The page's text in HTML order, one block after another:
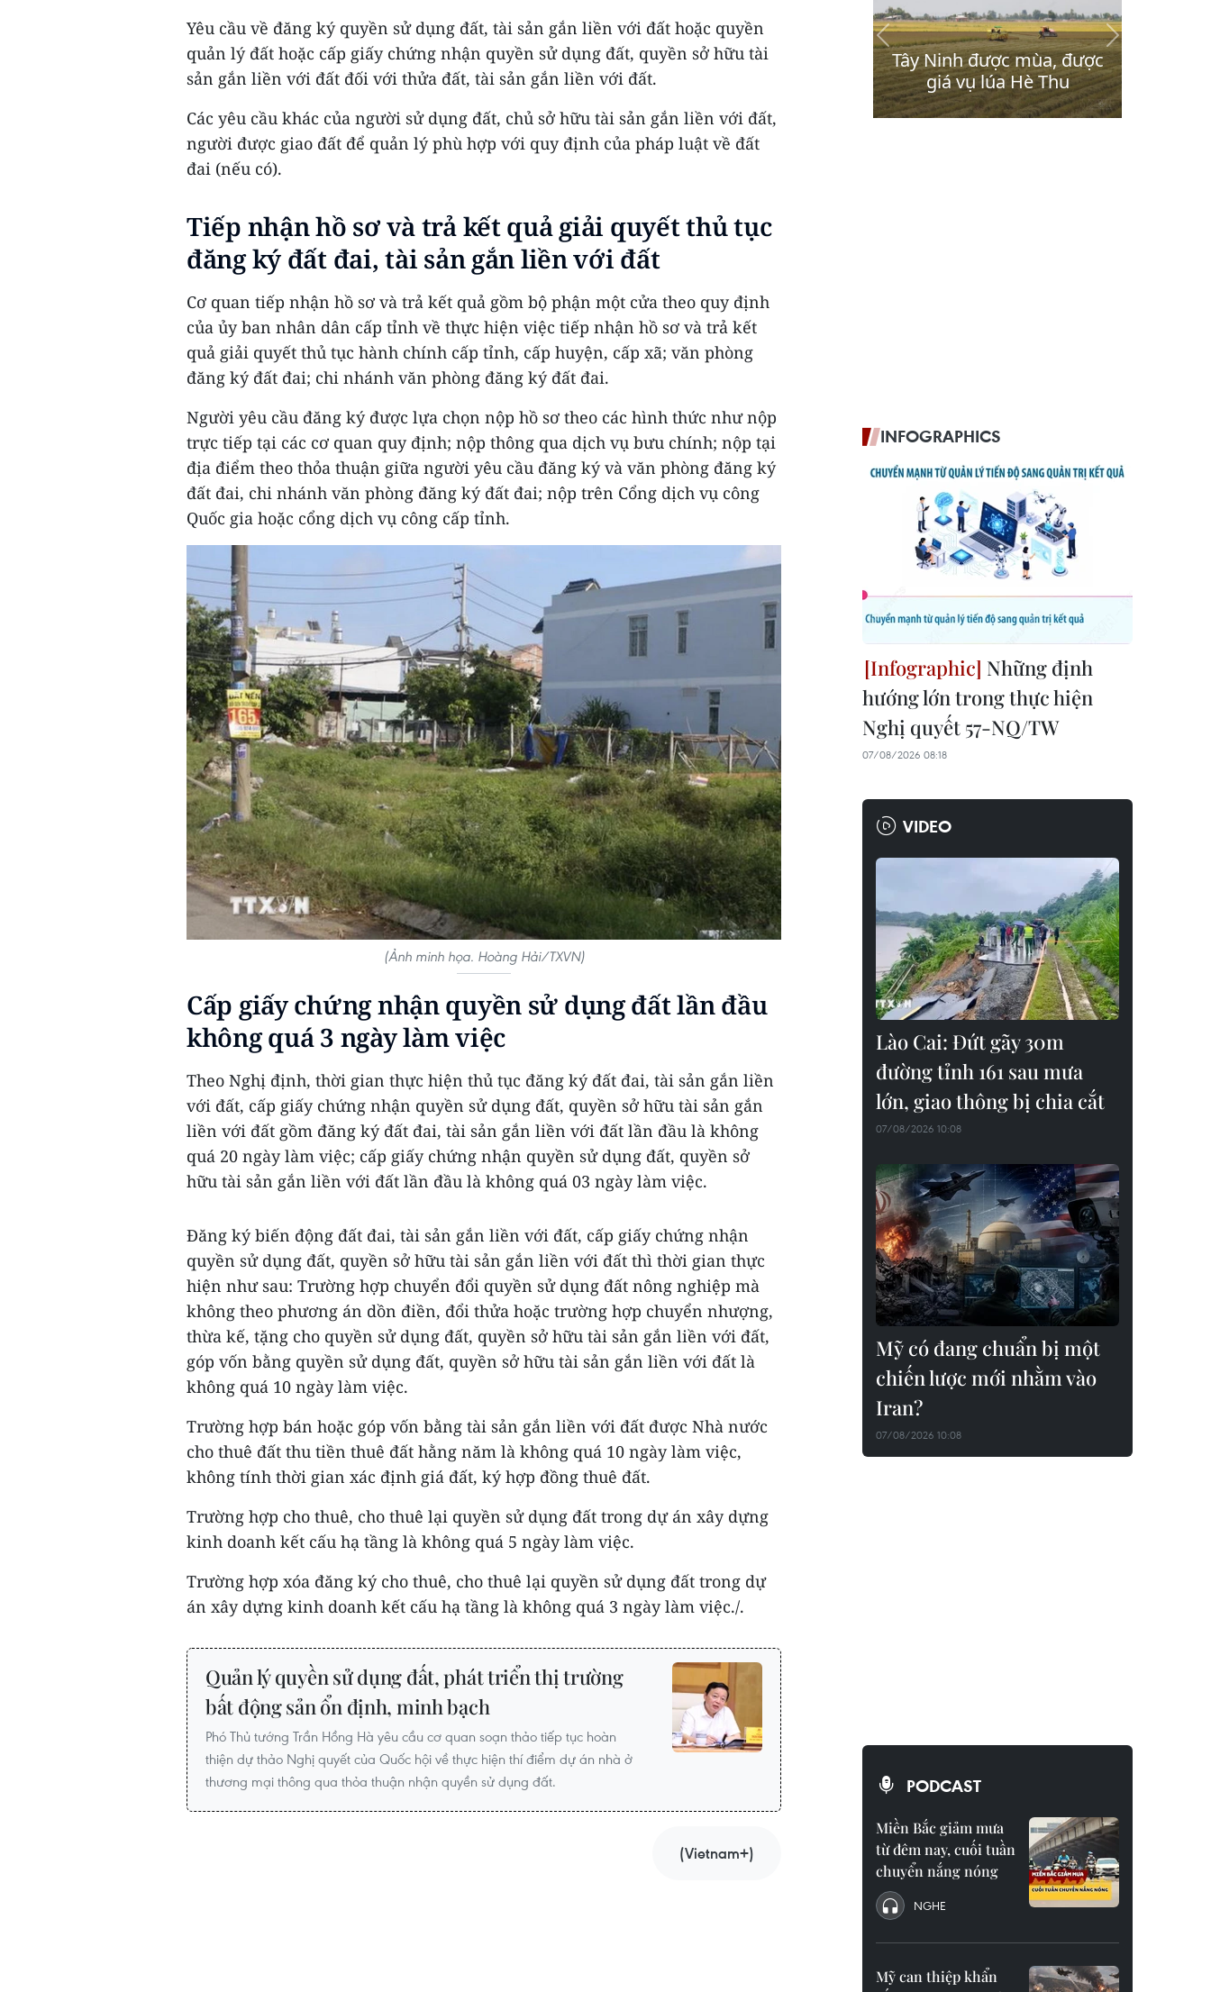
Yêu cầu về đăng ký quyền sử dụng đất, tài sản gắn liền với đất hoặc quyền
quản lý đất hoặc cấp giấy chứng nhận quyền sử dụng đất, quyền sở hữu tài
sản gắn liền với đất đối với thửa đất, tài sản gắn liền với đất.
Các yêu cầu khác của người sử dụng đất, chủ sở hữu tài sản gắn liền với đất,
người được giao đất để quản lý phù hợp với quy định của pháp luật về đất
đai (nếu có).
Tiếp nhận hồ sơ và trả kết quả giải quyết thủ tục
đăng ký đất đai, tài sản gắn liền với đất
Cơ quan tiếp nhận hồ sơ và trả kết quả gồm bộ phận một cửa theo quy định
của ủy ban nhân dân cấp tỉnh về thực hiện việc tiếp nhận hồ sơ và trả kết
quả giải quyết thủ tục hành chính cấp tỉnh, cấp huyện, cấp xã; văn phòng
đăng ký đất đai; chi nhánh văn phòng đăng ký đất đai.
Người yêu cầu đăng ký được lựa chọn nộp hồ sơ theo các hình thức như nộp
trực tiếp tại các cơ quan quy định; nộp thông qua dịch vụ bưu chính; nộp tại
địa điểm theo thỏa thuận giữa người yêu cầu đăng ký và văn phòng đăng ký
đất đai, chi nhánh văn phòng đăng ký đất đai; nộp trên Cổng dịch vụ công
Quốc gia hoặc cổng dịch vụ công cấp tỉnh.
(Ảnh minh họa. Hoàng Hải/TXVN)
Cấp giấy chứng nhận quyền sử dụng đất lần đầu
không quá 3 ngày làm việc
Theo Nghị định, thời gian thực hiện thủ tục đăng ký đất đai, tài sản gắn liền
với đất, cấp giấy chứng nhận quyền sử dụng đất, quyền sở hữu tài sản gắn
liền với đất gồm đăng ký đất đai, tài sản gắn liền với đất lần đầu là không
quá 20 ngày làm việc; cấp giấy chứng nhận quyền sử dụng đất, quyền sở
hữu tài sản gắn liền với đất lần đầu là không quá 03 ngày làm việc.
Đăng ký biến động đất đai, tài sản gắn liền với đất, cấp giấy chứng nhận
quyền sử dụng đất, quyền sở hữu tài sản gắn liền với đất thì thời gian thực
hiện như sau: Trường hợp chuyển đổi quyền sử dụng đất nông nghiệp mà
không theo phương án dồn điền, đổi thửa hoặc trường hợp chuyển nhượng,
thừa kế, tặng cho quyền sử dụng đất, quyền sở hữu tài sản gắn liền với đất,
góp vốn bằng quyền sử dụng đất, quyền sở hữu tài sản gắn liền với đất là
không quá 10 ngày làm việc.
Trường hợp bán hoặc góp vốn bằng tài sản gắn liền với đất được Nhà nước
cho thuê đất thu tiền thuê đất hằng năm là không quá 10 ngày làm việc,
không tính thời gian xác định giá đất, ký hợp đồng thuê đất.
Trường hợp cho thuê, cho thuê lại quyền sử dụng đất trong dự án xây dựng
kinh doanh kết cấu hạ tầng là không quá 5 ngày làm việc.
Trường hợp xóa đăng ký cho thuê, cho thuê lại quyền sử dụng đất trong dự
án xây dựng kinh doanh kết cấu hạ tầng là không quá 3 ngày làm việc./.
Quản lý quyền sử dụng đất, phát triển thị trường
bất động sản ổn định, minh bạch
Phó Thủ tướng Trần Hồng Hà yêu cầu cơ quan soạn thảo tiếp tục hoàn
thiện dự thảo Nghị quyết của Quốc hội về thực hiện thí điểm dự án nhà ở
thương mại thông qua thỏa thuận nhận quyền sử dụng đất.
(Vietnam+)
INFOGRAPHICS
Những định
hướng lớn trong thực hiện
Nghị quyết 57-NQ/TW
07/08/2026 08:18
VIDEO
Lào Cai: Đứt gãy 30m
đường tỉnh 161 sau mưa
lớn, giao thông bị chia cắt
07/08/2026 10:08
Mỹ có đang chuẩn bị một
chiến lược mới nhằm vào
Iran?
07/08/2026 10:08
PODCAST
Miền Bắc giảm mưa
từ đêm nay, cuối tuần
chuyển nắng nóng
NGHE
Mỹ can thiệp khẩn